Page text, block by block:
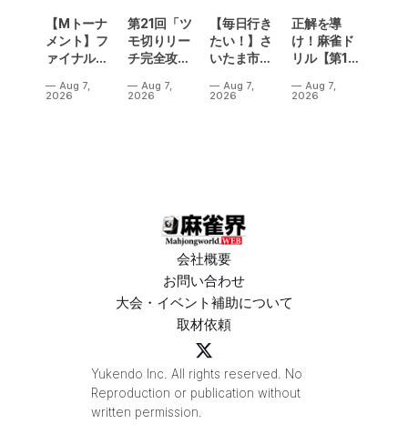
【Mトーナ
メント】フ
ァイナル／2
ニバル！東
Aug 7,
2026
第21回「ツ
モ切りリー
チ完全攻
Aug 7,
2026
【毎日行き
たい！】さ
いたま市に
誕生！？
Aug 7,
2026
正解を導
け！麻雀ド
リル【第14
Aug 7,
2026
会社概要
お問い合わせ
大会・イベント補助について
取材依頼
Yukendo Inc. All rights reserved. No
Reproduction or publication without
written permission.